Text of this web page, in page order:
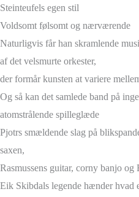
Steinteufels egen stil
Voldsomt følsomt og nærværende
Naturligvis får han skramlende
af det velsmurte orkester,
der formår kunsten at variere
Og så kan det samlede band på
atomstrålende spilleglæde
Pjotrs smældende slag på
saxen,
Rasmussens guitar, corny banjo
Eik Skibdals legende hænder hvad